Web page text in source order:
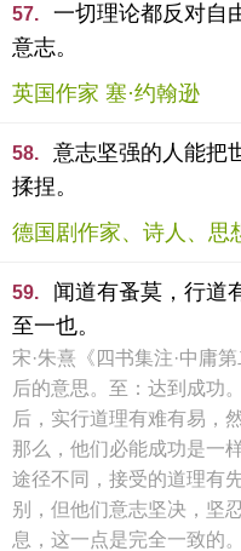
57.
一切理论都反对自
意志。
英国作家 塞·约翰逊
58.
意志坚强的人能把
揉捏。
德国剧作家、诗人、思
59.
闻道有蚤莫，行道
至一也。
宋·朱熹《四书集注·中庸
后的意思。至：达到成功
后，实行道理有难有易，
那么，他们必能成功是一
途径不同，接受的道理有
别，但他们意志坚决，坚
息，这一点是完全一致的